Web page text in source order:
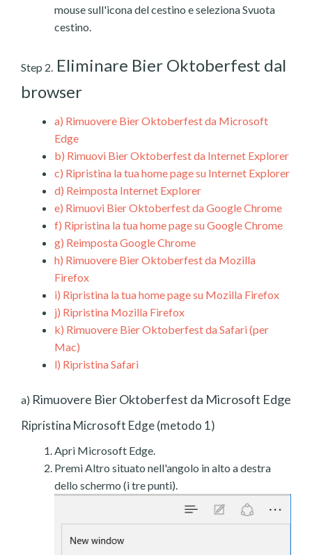
mouse sull'icona del cestino e seleziona Svuota
cestino.
Step 2. Eliminare Bier Oktoberfest dal
browser
a) Rimuovere Bier Oktoberfest da Microsoft
Edge
b) Rimuovi Bier Oktoberfest da Internet Explorer
c) Ripristina la tua home page su Internet Explorer
d) Reimposta Internet Explorer
e) Rimuovi Bier Oktoberfest da Google Chrome
f) Ripristina la tua home page su Google Chrome
g) Reimposta Google Chrome
h) Rimuovere Bier Oktoberfest da Mozilla
Firefox
i) Ripristina la tua home page su Mozilla Firefox
j) Ripristina Mozilla Firefox
k) Rimuovere Bier Oktoberfest da Safari (per
Mac)
l) Ripristina Safari
a) Rimuovere Bier Oktoberfest da Microsoft Edge
Ripristina Microsoft Edge (metodo 1)
Apri Microsoft Edge.
Premi Altro situato nell'angolo in alto a destra
dello schermo (i tre punti).